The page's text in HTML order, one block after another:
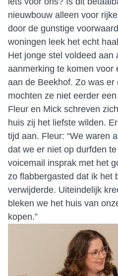
nieuwbouw alleen voor
door de gunstige
woningen leek het echt
Het jonge stel voldeed aan
aanmerking te komen voor
aan de Beekhof. Zo was
mochten ze niet eerder
Fleur en Mick schreven
huis zij het liefste wilden.
tijd aan. Fleur: “We waren
dat we er niet op durfden
voicemail insprak met het
zo flabbergasted dat ik het
verwijderde. Uiteindelijk
bleken we het huis van
kopen.”